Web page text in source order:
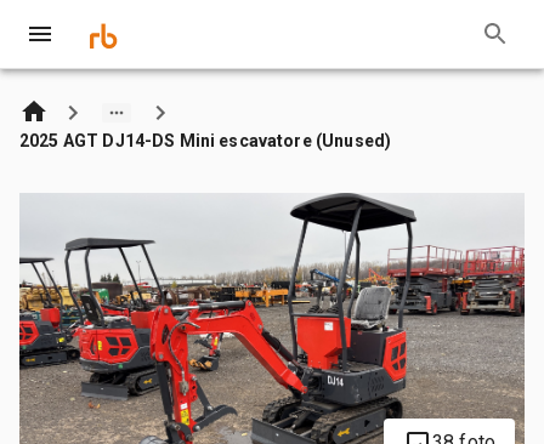
2025 AGT DJ14-DS Mini escavatore (Unused)